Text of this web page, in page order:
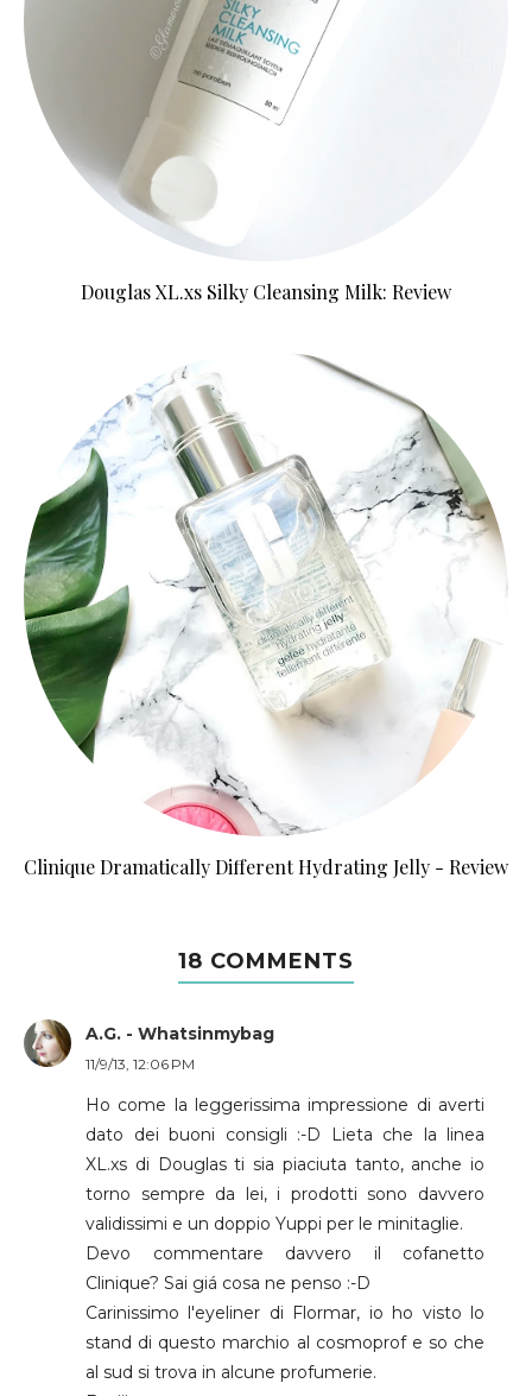
Douglas XL.xs Silky Cleansing Milk: Review
Clinique Dramatically Different Hydrating Jelly - Review
18 COMMENTS
A.G. - Whatsinmybag
11/9/13, 12:06 PM
Ho come la leggerissima impressione di averti
dato dei buoni consigli :-D Lieta che la linea
XL.xs di Douglas ti sia piaciuta tanto, anche io
torno sempre da lei, i prodotti sono davvero
validissimi e un doppio Yuppi per le minitaglie.
Devo commentare davvero il cofanetto
Clinique? Sai giá cosa ne penso :-D
Carinissimo l'eyeliner di Flormar, io ho visto lo
stand di questo marchio al cosmoprof e so che
al sud si trova in alcune profumerie.